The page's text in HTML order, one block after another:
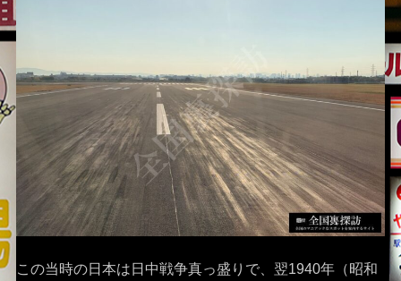
この当時の日本は日中戦争真っ盛りで、翌1940年（昭和